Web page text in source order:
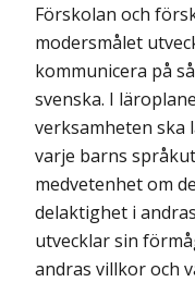
Förskolan och
modersmålet
kommunicera på
svenska. I
verksamheten ska
varje barns
medvetenhet om
delaktighet i
utvecklar sin
andras villkor och